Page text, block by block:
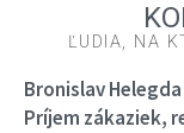
ĽUDIA, NA
Bronislav Helegda
Príjem zákaziek,